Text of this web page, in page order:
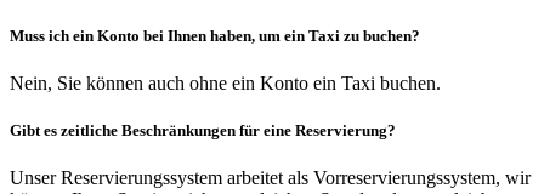
Muss ich ein Konto bei Ihnen haben, um ein Taxi zu buchen?
Nein, Sie können auch ohne ein Konto ein Taxi buchen.
Gibt es zeitliche Beschränkungen für eine Reservierung?
Unser Reservierungssystem arbeitet als Vorreservierungssystem, wir